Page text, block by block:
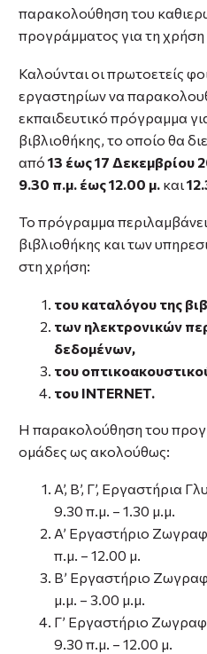
παρακολούθηση του
προγράμματος για τη χρήση
Καλούνται οι πρωτοετείς
εργαστηρίων να
εκπαιδευτικό πρόγραμμα
βιβλιοθήκης, το οποίο θα
από 13 έως 17 Δεκεμβρίου
9.30 π.μ. έως 12.00 μ. και
Το πρόγραμμα
βιβλιοθήκης και των
στη χρήση:
του καταλόγου της
των ηλεκτρονικών
δεδομένων,
του
του INTERNET.
Η παρακολούθηση του
ομάδες ως ακολούθως:
A’, B’, Γ’, Εργαστήρια
9.30 π.μ. – 1.30 μ.μ.
A’ Εργαστήριο
π.μ. – 12.00 μ.
Β’ Εργαστήριο
μ.μ. – 3.00 μ.μ.
Γ’ Εργαστήριο
9.30 π.μ. – 12.00 μ.